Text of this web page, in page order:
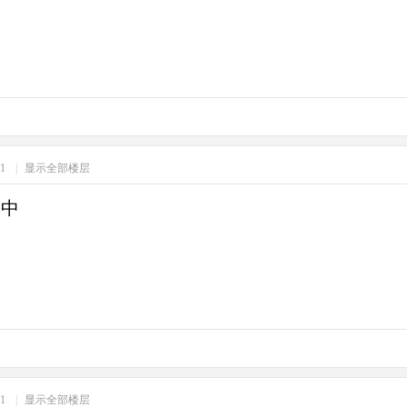
| 显示全部楼层
| 显示全部楼层